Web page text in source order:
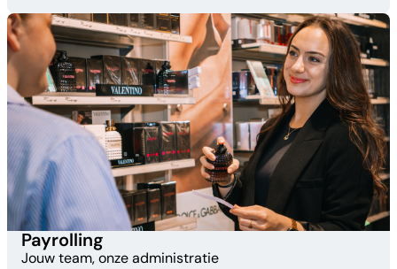
Payrolling​
Jouw team, onze administratie